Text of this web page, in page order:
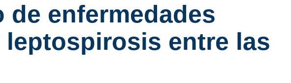
enfermedades
entre las